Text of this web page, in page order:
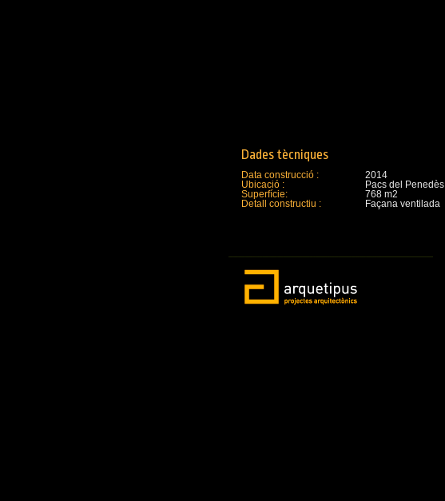
Dades tècniques
Data construcció :
2014
Ubicació :
Pacs del Penedès
Superfície:
768 m2
Detall constructiu :
Façana ventilada